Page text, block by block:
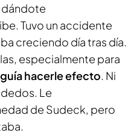
dándote
Tuvo un accidente
creciendo día tras día.
especialmente para
hacerle efecto. Ni
Le
de Sudeck, pero